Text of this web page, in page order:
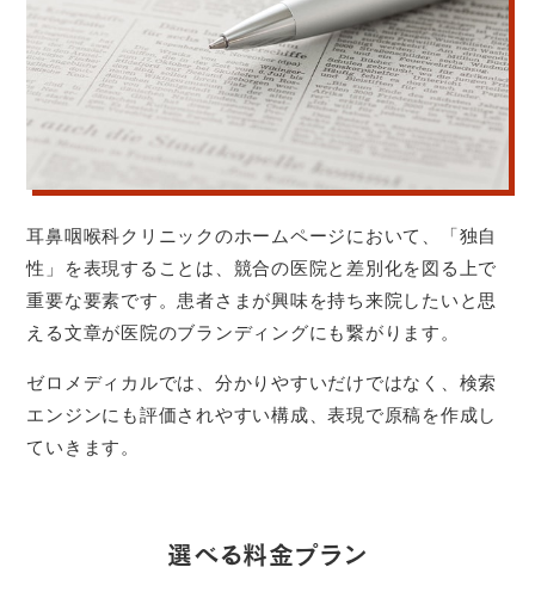
耳鼻咽喉科クリニックのホームページにおいて、「独自
性」を表現することは、競合の医院と差別化を図る上で
重要な要素です。患者さまが興味を持ち来院したいと思
える文章が医院のブランディングにも繋がります。
ゼロメディカルでは、分かりやすいだけではなく、検索
エンジンにも評価されやすい構成、表現で原稿を作成し
ていきます。
選べる料金プラン